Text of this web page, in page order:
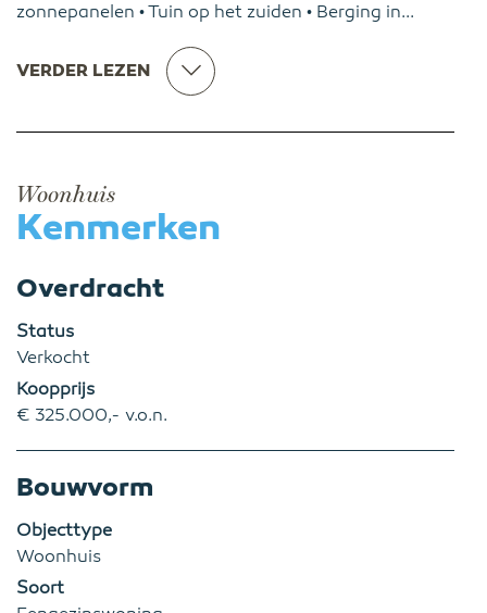
zonnepanelen • Tuin op het zuiden • Berging in...
VERDER LEZEN
Woonhuis
Kenmerken
Overdracht
Status
Verkocht
Koopprijs
€ 325.000,- v.o.n.
Bouwvorm
Objecttype
Woonhuis
Soort